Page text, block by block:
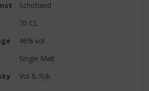
Schotland
70 CL
46% vol
Single Malt
Vol & Rijk